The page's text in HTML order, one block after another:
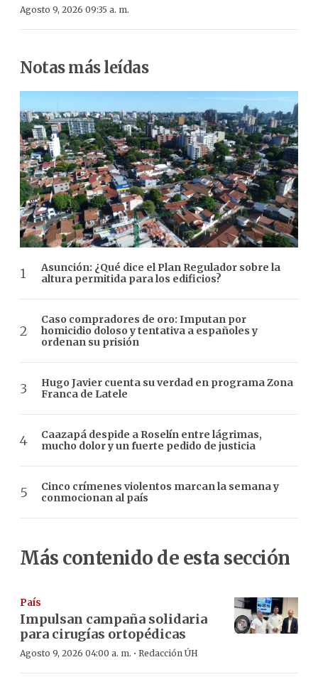
Agosto 9, 2026 09:35 a. m.
Notas más leídas
Asunción: ¿Qué dice el Plan Regulador sobre la
altura permitida para los edificios?
Caso compradores de oro: Imputan por
homicidio doloso y tentativa a españoles y
ordenan su prisión
Hugo Javier cuenta su verdad en programa Zona
Franca de Latele
Caazapá despide a Roselín entre lágrimas,
mucho dolor y un fuerte pedido de justicia
Cinco crímenes violentos marcan la semana y
conmocionan al país
Más contenido de esta sección
País
Impulsan campaña solidaria
para cirugías ortopédicas
Agosto 9, 2026 04:00 a. m. · Redacción ÚH